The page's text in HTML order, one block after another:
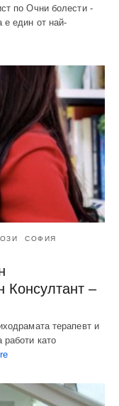
по Очни болести -
един от най-
СОФИЯ
Консултант –
терапевт и
като